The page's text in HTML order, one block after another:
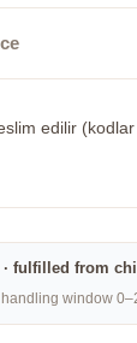
edilir
fulfilled from
window